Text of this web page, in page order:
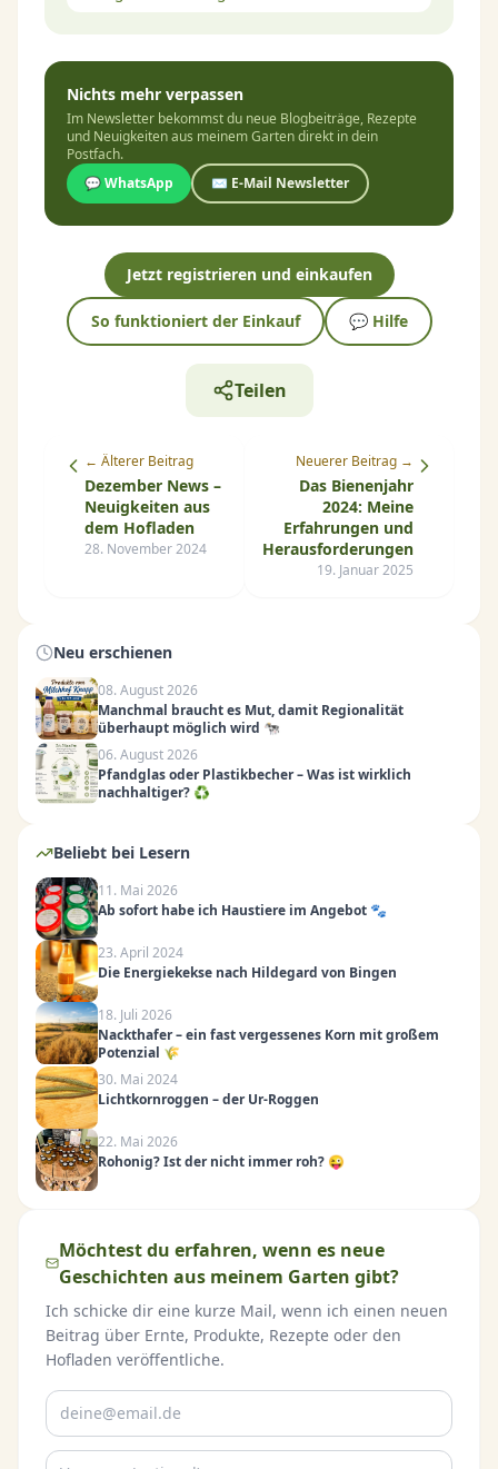
Nichts mehr verpassen
Im Newsletter bekommst du neue Blogbeiträge, Rezepte
und Neuigkeiten aus meinem Garten direkt in dein
Postfach.
💬 WhatsApp
✉️ E-Mail Newsletter
Jetzt registrieren und einkaufen
So funktioniert der Einkauf 💬 Hilfe
Teilen
← Älterer Beitrag
Dezember News –
Neuigkeiten aus
dem Hofladen
28. November 2024
Neuerer Beitrag →
Das Bienenjahr
2024: Meine
Erfahrungen und
Herausforderungen
19. Januar 2025
Neu erschienen
08. August 2026
Manchmal braucht es Mut, damit Regionalität
überhaupt möglich wird 🐄
06. August 2026
Pfandglas oder Plastikbecher – Was ist wirklich
nachhaltiger? ♻️
Beliebt bei Lesern
11. Mai 2026
Ab sofort habe ich Haustiere im Angebot 🐾
23. April 2024
Die Energiekekse nach Hildegard von Bingen
18. Juli 2026
Nackthafer – ein fast vergessenes Korn mit großem
Potenzial 🌾
30. Mai 2024
Lichtkornroggen – der Ur-Roggen
22. Mai 2026
Rohonig? Ist der nicht immer roh? 😜
Möchtest du erfahren, wenn es neue
Geschichten aus meinem Garten gibt?
Ich schicke dir eine kurze Mail, wenn ich einen neuen
Beitrag über Ernte, Produkte, Rezepte oder den
Hofladen veröffentliche.